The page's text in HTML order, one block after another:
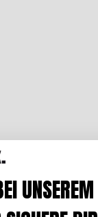
UNSEREM